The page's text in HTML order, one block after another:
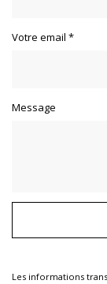
Votre email *
Message
Les informations